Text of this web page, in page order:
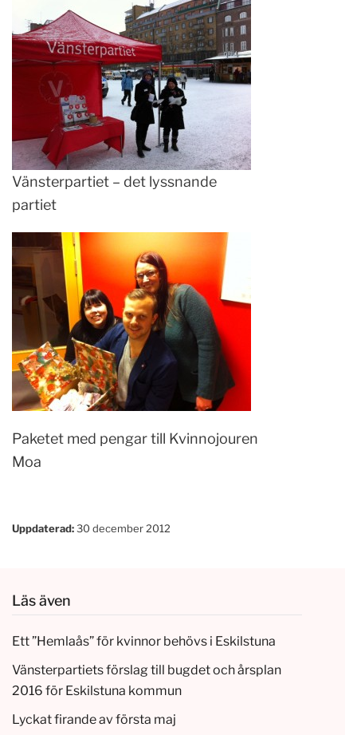
Vänsterpartiet – det lyssnande
partiet
Paketet med pengar till Kvinnojouren
Moa
Uppdaterad:30 december 2012
Läs även
Ett ”Hemlaås” för kvinnor behövs i Eskilstuna
Vänsterpartiets förslag till bugdet och årsplan
2016 för Eskilstuna kommun
Lyckat firande av första maj